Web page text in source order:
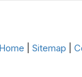
Home Sitemap